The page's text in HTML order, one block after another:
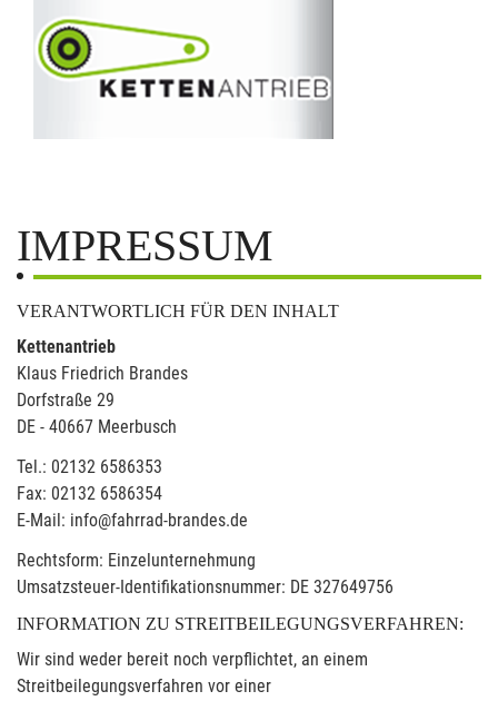
IMPRESSUM
VERANTWORTLICH FÜR DEN INHALT
Kettenantrieb
Klaus Friedrich Brandes
Dorfstraße 29
DE - 40667 Meerbusch
Tel.: 02132 6586353
Fax: 02132 6586354
E-Mail: info@fahrrad-brandes.de
Rechtsform: Einzelunternehmung
Umsatzsteuer-Identifikationsnummer: DE 327649756
INFORMATION ZU STREITBEILEGUNGSVERFAHREN:
Wir sind weder bereit noch verpflichtet, an einem
Streitbeilegungsverfahren vor einer